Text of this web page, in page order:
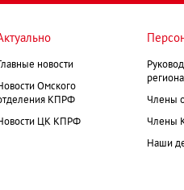
Главные новости
Омского
КПРФ
ЦК КПРФ
Члены
Члены
Наши